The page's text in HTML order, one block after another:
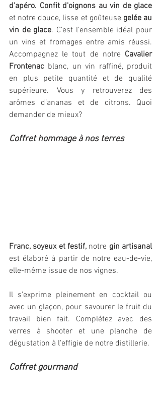
d'apéro. Confit d'oignons au vin de glace
et notre douce, lisse et goûteuse gelée au
vin de glace. C'est l'ensemble idéal pour
un vins et fromages entre amis réussi.
Accompagnez le tout de notre Cavalier
Frontenac blanc, un vin raffiné, produit
en plus petite quantité et de qualité
supérieure. Vous y retrouverez des
arômes d’ananas et de citrons. Quoi
demander de mieux?
Coffret hommage à nos terres
Franc, soyeux et festif, notre gin artisanal
est élaboré à partir de notre eau-de-vie,
elle-même issue de nos vignes.
Il s’exprime pleinement en cocktail ou
avec un glaçon, pour savourer le fruit du
travail bien fait. Complétez avec des
verres à shooter et une planche de
dégustation à l'effigie de notre distillerie.
Coffret gourmand